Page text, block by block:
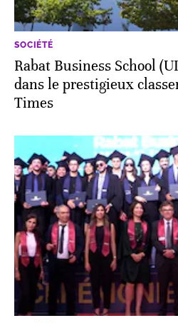
SOCIÉTÉ
Rabat Business School
dans le prestigieux
Times